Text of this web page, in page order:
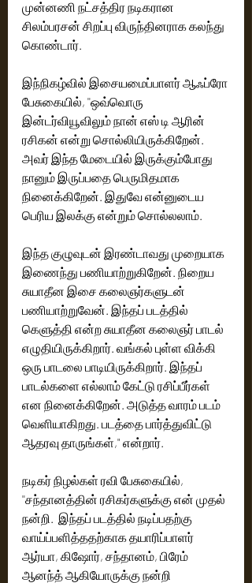
முன்னணி நட்சத்திர நடிகரான
சிலம்பரசன் சிறப்பு விருந்தினராக கலந்து
கொண்டார்.
இந்நிகழ்வில் இசையமைப்பாளர் ஆஃப்ரோ
பேசுகையில், ''ஒவ்வொரு
இன்டர்வியூவிலும் நான் எஸ் டி ஆரின்
ரசிகன் என்று சொல்லியிருக்கிறேன்.
அவர் இந்த மேடையில் இருக்கும்போது
நானும் இருப்பதை பெருமிதமாக
நினைக்கிறேன். இதுவே என்னுடைய
பெரிய இலக்கு என்றும் சொல்லலாம்.
இந்த குழுவுடன் இரண்டாவது முறையாக
இணைந்து பணியாற்றுகிறேன். நிறைய
சுயாதீன இசை கலைஞர்களுடன்
பணியாற்றுவேன். இந்தப் படத்தில்
கெளுத்தி என்ற சுயாதீன கலைஞர் பாடல்
எழுதியிருக்கிறார். வங்கல் புள்ள விக்கி
ஒரு பாடலை பாடியிருக்கிறார். இந்தப்
பாடல்களை எல்லாம் கேட்டு ரசிப்பீர்கள்
என நினைக்கிறேன். அடுத்த வாரம் படம்
வெளியாகிறது. படத்தை பார்த்துவிட்டு
ஆதரவு தாருங்கள்," என்றார்.
நடிகர் நிழல்கள் ரவி பேசுகையில்,
''சந்தானத்தின் ரசிகர்களுக்கு என் முதல்
நன்றி.  இந்தப் படத்தில் நடிப்பதற்கு
வாய்ப்பளித்ததற்காக தயாரிப்பாளர்
ஆர்யா, கிஷோர், சந்தானம், பிரேம்
ஆனந்த் ஆகியோருக்கு நன்றி